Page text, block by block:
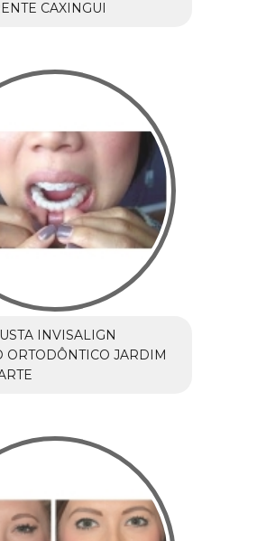
CAXINGUI
INVISALIGN
ORTODÔNTICO JARDIM